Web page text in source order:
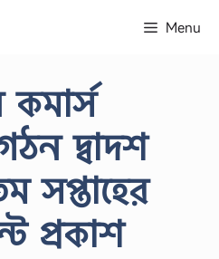
Menu
কমার্স
দ্বাদশ
সপ্তাহের
প্রকাশ